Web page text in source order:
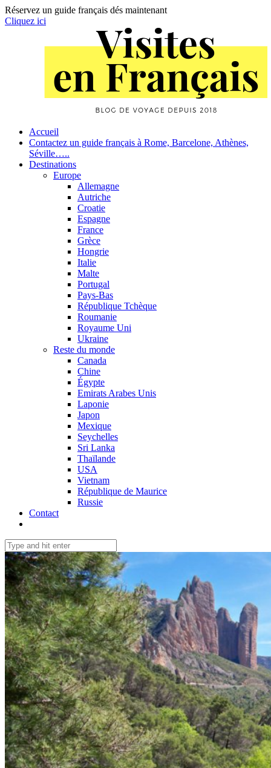
Réservez un guide français dés maintenant
Cliquez ici
Primary
Navigation
Accueil
Contactez un guide français à Rome, Barcelone, Athènes,
Séville…..
Destinations
Europe
Allemagne
Autriche
Croatie
Espagne
France
Grèce
Hongrie
Italie
Malte
Portugal
Pays-Bas
République Tchèque
Roumanie
Royaume Uni
Ukraine
Reste du monde
Canada
Chine
Égypte
Emirats Arabes Unis
Laponie
Japon
Mexique
Seychelles
Sri Lanka
Thaïlande
USA
Vietnam
République de Maurice
Russie
Contact